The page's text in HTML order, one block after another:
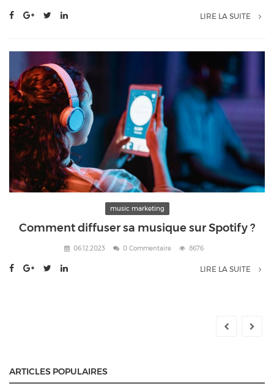
LIRE LA SUITE
music marketing
Comment diffuser sa musique sur Spotify ?
06.12.2023 0 Commentaire 8676
LIRE LA SUITE
ARTICLES POPULAIRES